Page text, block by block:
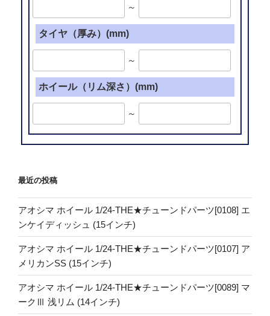
～
タイヤ（厚み）(mm)
～
ホイール（リム深さ）(mm)
～
最近の投稿
アオシマ ホイール 1/24-THE★チューンドパーツ[0108] エ
ンケイディッシュ (15インチ)
アオシマ ホイール 1/24-THE★チューンドパーツ[0107] ア
メリカンSS (15インチ)
アオシマ ホイール 1/24-THE★チューンドパーツ[0089] マ
ークⅢ 浅リム (14インチ)